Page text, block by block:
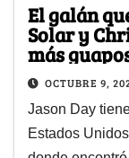
El galán
Solar y
más
OCTUBRE 9,
Jason Day
Estados